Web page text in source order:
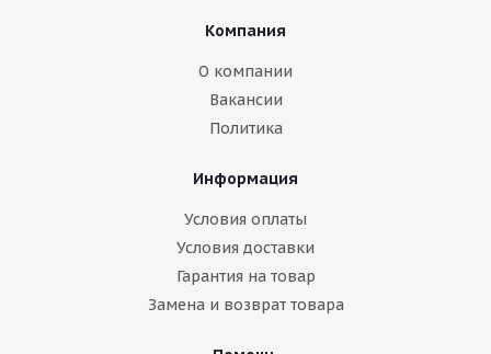
Компания
О компании
Вакансии
Политика
Информация
Условия оплаты
Условия доставки
Гарантия на товар
Замена и возврат товара